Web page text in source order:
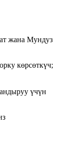
жана Мундуз
көрсөткүч;
үчүн